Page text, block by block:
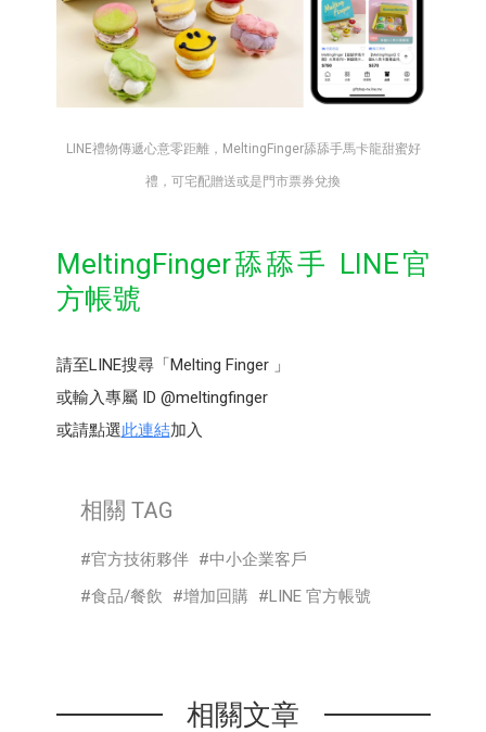
LINE禮物傳遞心意零距離，MeltingFinger舔舔手馬卡龍甜蜜好
禮，可宅配贈送或是門市票券兌換
MeltingFinger舔舔手 LINE官
方帳號
請至LINE搜尋「Melting Finger 」
或輸入專屬 ID @meltingfinger
或請點選此連結加入
相關 TAG
官方技術夥伴
中小企業客戶
食品/餐飲
增加回購 LINE 官方帳號
相關文章